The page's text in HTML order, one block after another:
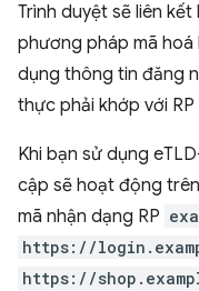
Trình duyệt sẽ liên
phương pháp mã
dụng thông tin đăng
thực phải khớp với RP
Khi bạn sử dụng
cập sẽ hoạt động
mã nhận dạng RP
https://
https://